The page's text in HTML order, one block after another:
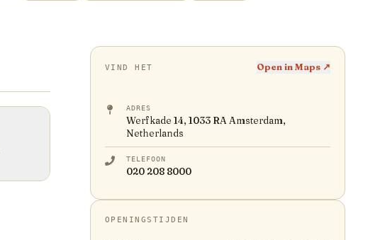
VIND HET Open in Maps ↗
ADRES
Werfkade 14, 1033 RA Amsterdam,
Netherlands
TELEFOON
020 208 8000
OPENINGSTIJDEN